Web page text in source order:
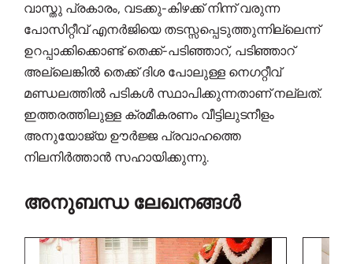
വാസ്തു പ്രകാരം, വടക്കു-കിഴക്ക് നിന്ന് വരുന്ന
പോസിറ്റീവ് എനർജിയെ തടസ്സപ്പെടുത്തുന്നില്ലെന്ന്
ഉറപ്പാക്കിക്കൊണ്ട് തെക്ക്-പടിഞ്ഞാറ്, പടിഞ്ഞാറ്
അല്ലെങ്കിൽ തെക്ക് ദിശ പോലുള്ള നെഗറ്റീവ്
മണ്ഡലത്തിൽ പടികൾ സ്ഥാപിക്കുന്നതാണ് നല്ലത്.
ഇത്തരത്തിലുള്ള ക്രമീകരണം വീട്ടിലുടനീളം
അനുയോജ്യ ഊർജ്ജ പ്രവാഹത്തെ
നിലനിർത്താൻ സഹായിക്കുന്നു.
അനുബന്ധ ലേഖനങ്ങൾ